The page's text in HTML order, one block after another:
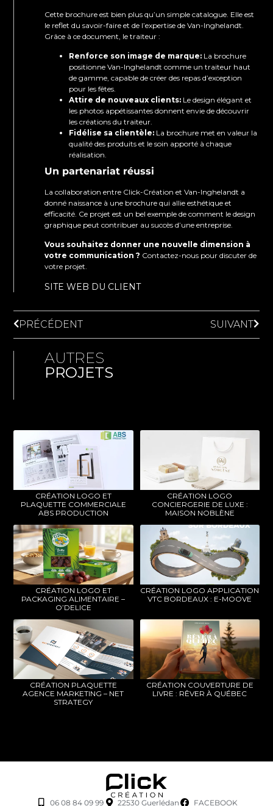
Cette brochure est bien plus qu’un simple catalogue. Elle est
le reflet du savoir-faire et de l’expertise de Van-Inghelandt.
Grâce à ce document, le traiteur :
Renforce son image de marque: La brochure
positionne Van-Inghelandt comme un traiteur haut
de gamme, capable de créer des repas d’exception
pour les fêtes.
Attire de nouveaux clients: Le design élégant et
les photos appétissantes donnent envie de découvrir
les créations du traiteur.
Fidélise sa clientèle: La brochure met en valeur la
qualité des produits et le soin apporté à chaque
réalisation.
Un partenariat réussi
La collaboration entre Click-Création et Van-Inghelandt a
donné naissance à une brochure qui allie esthétique et
efficacité. Ce projet est un bel exemple de comment le design
graphique peut contribuer au succès d’une entreprise.
Vous souhaitez donner une nouvelle dimension à
votre communication ? Contactez-nous pour discuter de
votre projet.
SITE WEB DU CLIENT
PRÉCÉDENT SUIVANT
AUTRES
PROJETS
CRÉATION LOGO ET
PLAQUETTE COMMERCIALE
ABS PRODUCTION
CRÉATION LOGO
CONCIERGERIE DE LUXE :
MAISON NOBLÈNE
CRÉATION LOGO ET
PACKAGING ALIMENTAIRE –
O’DELICE
CRÉATION LOGO APPLICATION
VTC BORDEAUX : E-MOOVE
CRÉATION PLAQUETTE
AGENCE MARKETING – NET
STRATEGY
CRÉATION COUVERTURE DE
LIVRE : RÊVER À QUÉBEC
06 08 84 09 99 22530 Guerlédan FACEBOOK